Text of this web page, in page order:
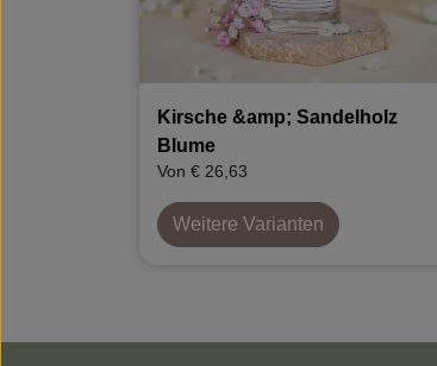
Kirsche &amp; Sandelholz
Blume
Von € 26,63
Weitere Varianten